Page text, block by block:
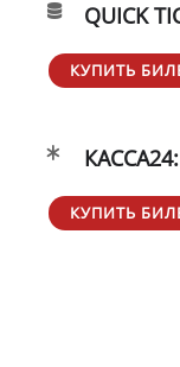
QUICK
КУПИТЬ
КАССА24:
КУПИТЬ